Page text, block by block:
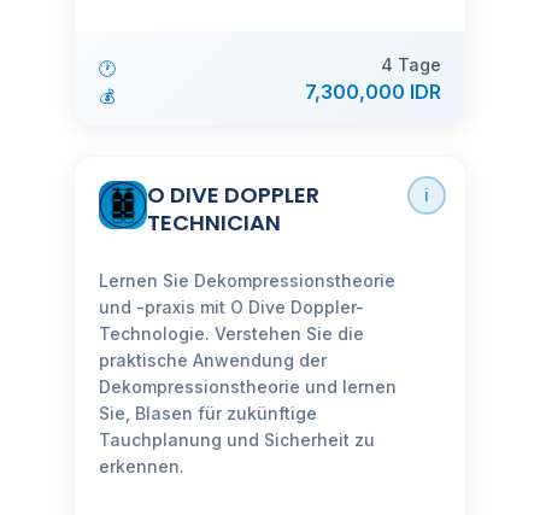
🕐
4 Tage
💰
7,300,000 IDR
ℹ️
O DIVE DOPPLER
TECHNICIAN
Lernen Sie Dekompressionstheorie
und -praxis mit O Dive Doppler-
Technologie. Verstehen Sie die
praktische Anwendung der
Dekompressionstheorie und lernen
Sie, Blasen für zukünftige
Tauchplanung und Sicherheit zu
erkennen.